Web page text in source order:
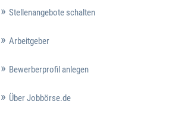
Stellenangebote schalten
Arbeitgeber
Bewerberprofil anlegen
Über Jobbörse.de